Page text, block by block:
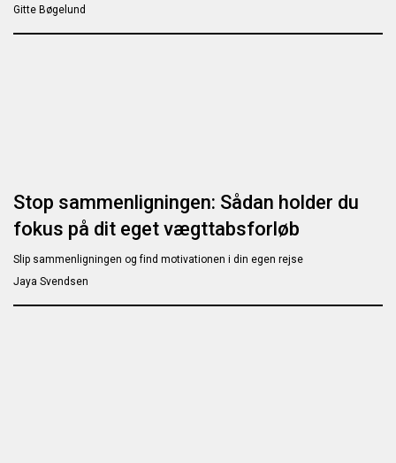
Gitte Bøgelund
Stop sammenligningen: Sådan holder du
fokus på dit eget vægttabsforløb
Slip sammenligningen og find motivationen i din egen rejse
Jaya Svendsen